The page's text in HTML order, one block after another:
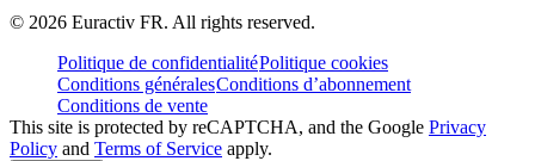
© 2026 Euractiv FR. All rights reserved.
Politique de confidentialitéPolitique cookies
Conditions généralesConditions d’abonnement
Conditions de vente
This site is protected by reCAPTCHA, and the Google Privacy
Policy and Terms of Service apply.